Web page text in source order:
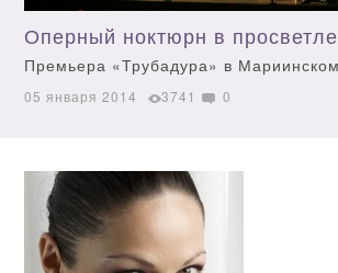
Оперный ноктюрн в
Премьера «Трубадура» в
05 января 2014 3741 0